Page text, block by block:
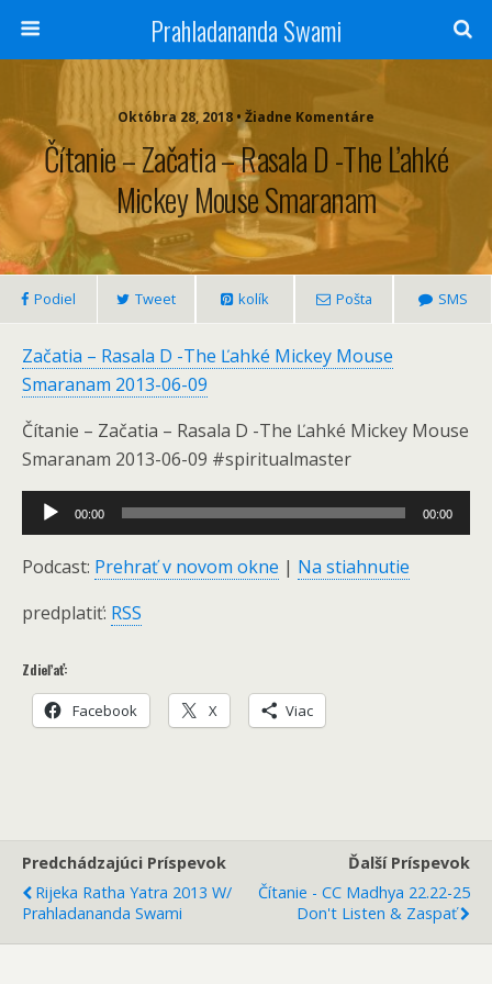
Prahladananda Swami
Októbra 28, 2018 • Žiadne Komentáre
Čítanie – Začatia – Rasala D -The Ľahké
Mickey Mouse Smaranam
Podiel Tweet kolík Pošta SMS
Začatia – Rasala D -The Ľahké Mickey Mouse
Smaranam 2013-06-09
Čítanie – Začatia – Rasala D -The Ľahké Mickey Mouse
Smaranam 2013-06-09 #spiritualmaster
Audio
Player
00:00 00:00
Podcast: Prehrať v novom okne | Na stiahnutie
predplatiť: RSS
Zdieľať:
Facebook X Viac
Predchádzajúci Príspevok
Rijeka Ratha Yatra 2013 W/
Prahladananda Swami
Ďalší Príspevok
Čítanie - CC Madhya 22.22-25
Don't Listen & Zaspať